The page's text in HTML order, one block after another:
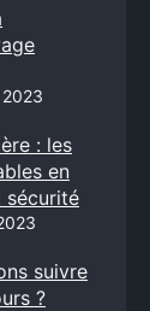
: les
en
sécurité
suivre
?